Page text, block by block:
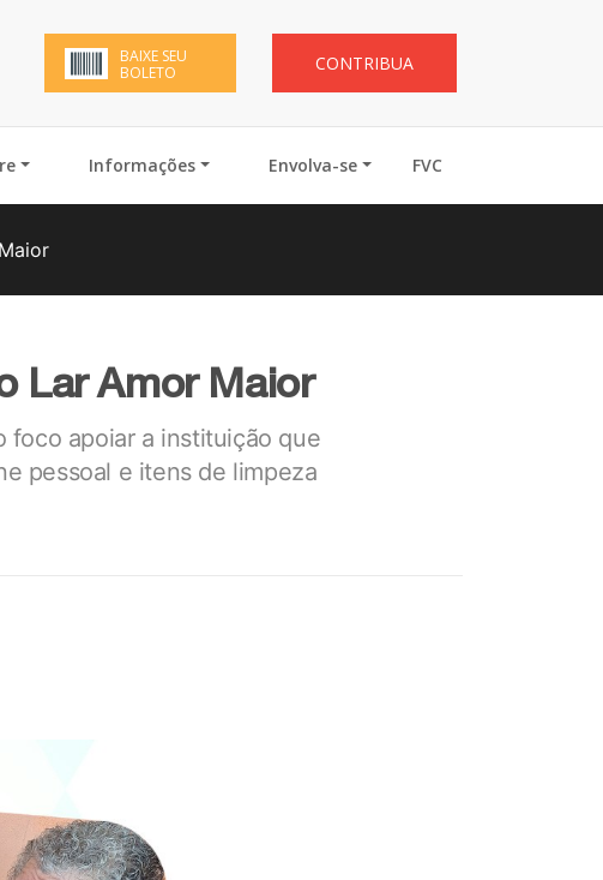
BAIXE SEU
BOLETO
CONTRIBUA
Informações Envolva-se FVC
Lar Amor Maior
foco apoiar a instituição que
pessoal e itens de limpeza